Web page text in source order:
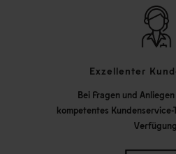
Exzellenter
Bei Fragen und
kompetentes Kundenservice-